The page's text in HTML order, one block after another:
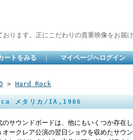
ます。正にこだわりの貴重映像をお届け
ートをみる ｜ マイページへログイン
> Hard Rock
メタリカ/IA,1986
のサウンドボードは、他にもいくつか存在
オークレア公演の翌日ショウを収めたサウ